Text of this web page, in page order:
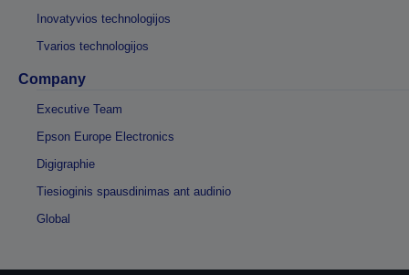
Inovatyvios technologijos
Tvarios technologijos
Company
Executive Team
Epson Europe Electronics
Digigraphie
Tiesioginis spausdinimas ant audinio
Global